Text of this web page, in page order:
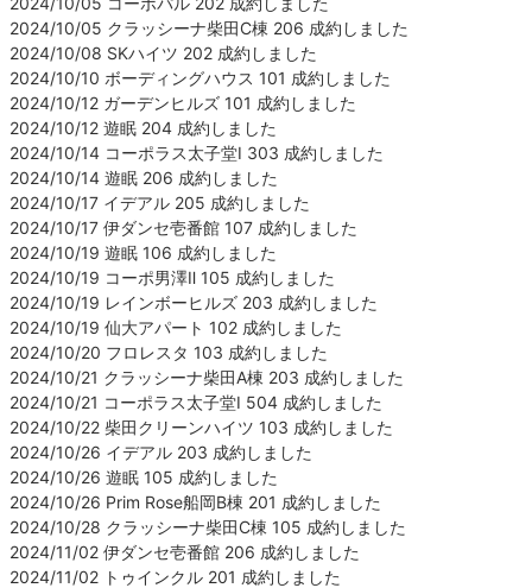
2024/10/05 クラッシーナ柴田C棟 206 成約しました
2024/10/08 SKハイツ 202 成約しました
2024/10/10 ボーディングハウス 101 成約しました
2024/10/12 ガーデンヒルズ 101 成約しました
2024/10/12 遊眠 204 成約しました
2024/10/14 コーポラス太子堂Ⅰ 303 成約しました
2024/10/14 遊眠 206 成約しました
2024/10/17 イデアル 205 成約しました
2024/10/17 伊ダンセ壱番館 107 成約しました
2024/10/19 遊眠 106 成約しました
2024/10/19 コーポ男澤Ⅱ 105 成約しました
2024/10/19 レインボーヒルズ 203 成約しました
2024/10/19 仙大アパート 102 成約しました
2024/10/20 フロレスタ 103 成約しました
2024/10/21 クラッシーナ柴田A棟 203 成約しました
2024/10/21 コーポラス太子堂Ⅰ 504 成約しました
2024/10/22 柴田クリーンハイツ 103 成約しました
2024/10/26 イデアル 203 成約しました
2024/10/26 遊眠 105 成約しました
2024/10/26 Prim Rose船岡B棟 201 成約しました
2024/10/28 クラッシーナ柴田C棟 105 成約しました
2024/11/02 伊ダンセ壱番館 206 成約しました
2024/11/02 トゥインクル 201 成約しました